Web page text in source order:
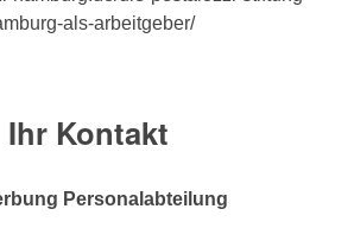
als-arbeitgeber/
Ihr Kontakt
Personalabteilung